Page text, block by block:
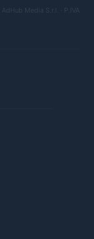
AdHub Media S.r.l. · P.IVA